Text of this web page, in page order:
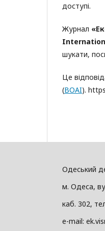
доступі.
Журнал «
шукати,
Це
(BOAI).
Одеський
м. Одеса,
каб. 302,
e-mail: